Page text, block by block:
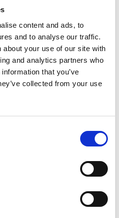
content and ads, to
and to analyse our traffic.
about your use of our site with
and analytics partners who
that you’ve
collected from your use
أيقونة الذوق